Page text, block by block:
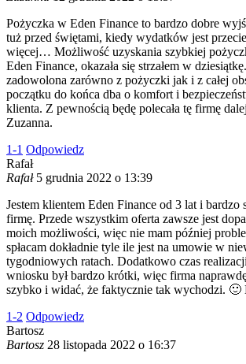
Pożyczka w Eden Finance to bardzo dobre
tuż przed świętami, kiedy wydatków jest
więcej… Możliwość uzyskania szybkiej
Eden Finance, okazała się strzałem w
zadowolona zarówno z pożyczki jak i z całej
początku do końca dba o komfort i
klienta. Z pewnością będę polecała tę firmę
Zuzanna.
1-1 Odpowiedz
Rafał
Rafał 5 grudnia 2022 o 13:39
Jestem klientem Eden Finance od 3 lat i bardzo
firmę. Przede wszystkim oferta zawsze jest
moich możliwości, więc nie mam później
spłacam dokładnie tyle ile jest na umowie w
tygodniowych ratach. Dodatkowo czas
wniosku był bardzo krótki, więc firma naprawdę
szybko i widać, że faktycznie tak wychodzi. 🙂
1-2 Odpowiedz
Bartosz
Bartosz 28 listopada 2022 o 16:37